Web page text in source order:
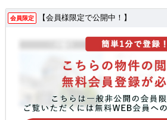
会員限定 【会員様限定で公開中！】